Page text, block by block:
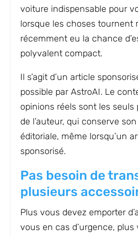
voiture indispensable pour
lorsque les choses tournent
récemment eu la chance
polyvalent compact.
Il s’agit d’un article
possible par AstroAI. Le
opinions réels sont les seuls
de l’auteur, qui conserve
éditoriale, même lorsqu’un
sponsorisé.
Pas besoin de
plusieurs
Plus vous devez emporter
vous en cas d’urgence, plus